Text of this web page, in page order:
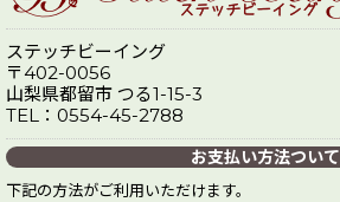
ステッチビーイング
〒402-0056
山梨県都留市 つる1-15-3
TEL：0554-45-2788
お支払い方法ついて
下記の方法がご利用いただけます。